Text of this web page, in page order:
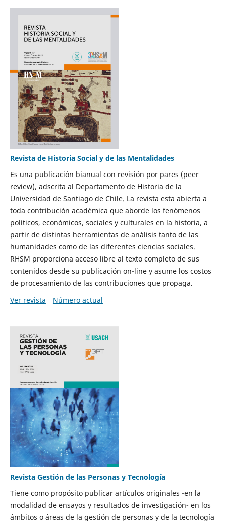
Revista de Historia Social y de las Mentalidades
Es una publicación bianual con revisión por pares (peer
review), adscrita al Departamento de Historia de la
Universidad de Santiago de Chile. La revista esta abierta a
toda contribución académica que aborde los fenómenos
políticos, económicos, sociales y culturales en la historia, a
partir de distintas herramientas de análisis tanto de las
humanidades como de las diferentes ciencias sociales.
RHSM proporciona acceso libre al texto completo de sus
contenidos desde su publicación on-line y asume los costos
de procesamiento de las contribuciones que propaga.
Ver revista
Número actual
Revista Gestión de las Personas y Tecnología
Tiene como propósito publicar artículos originales -en la
modalidad de ensayos y resultados de investigación- en los
ámbitos o áreas de la gestión de personas y de la tecnología